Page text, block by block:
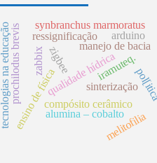
ensino de físicaqualidade hídrica
manejo de bacia
tecnologias na educação
compósito cerâmico
alumina – cobalto
sinterização
zigbee
zabbix
pol[itica
ressignificação
prochilodus brevis synbranchus marmoratus
iramuteq.
melitofilia
arduino